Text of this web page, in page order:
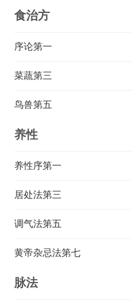
食治方
序论第一
菜蔬第三
鸟兽第五
养性
养性序第一
居处法第三
调气法第五
黄帝杂忌法第七
脉法